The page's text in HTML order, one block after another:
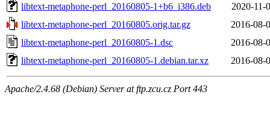
libtext-metaphone-perl_20160805-1+b6_i386.deb
2020-11-
libtext-metaphone-perl_20160805.orig.tar.gz
2016-08-
libtext-metaphone-perl_20160805-1.dsc
2016-08-
libtext-metaphone-perl_20160805-1.debian.tar.xz
2016-08-
Apache/2.4.68 (Debian) Server at ftp.zcu.cz Port 443